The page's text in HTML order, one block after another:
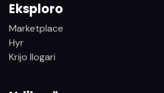
Eksploro
Marketplace
Hyr
Krijo llogari